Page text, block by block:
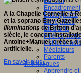
Encadrement
Enseignants
Entreprises
Etudiants
Filières
Institutionnels
Médiateurs
Parents
Thématiques
Apprendre
A la Chapelle Corneille à
et la soprano Emy
Illuminations de Britten
siècle, le concert-
Antoine+Manuel, créées à
artificielle.
En savoir plus...